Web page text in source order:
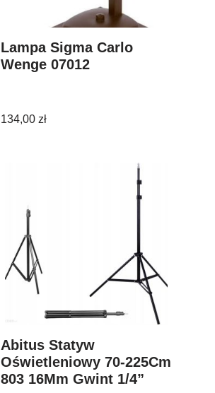
Lampa Sigma Carlo
Wenge 07012
134,00zł
Abitus Statyw
Oświetleniowy 70-225Cm
803 16Mm Gwint 1/4”